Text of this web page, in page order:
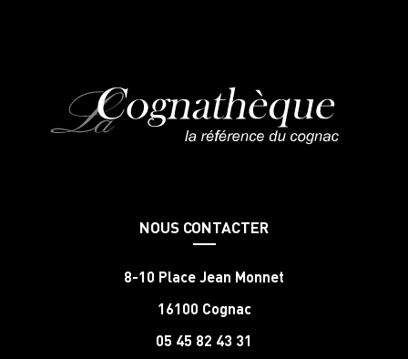
NOUS CONTACTER
8-10 Place Jean Monnet
16100 Cognac
05 45 82 43 31